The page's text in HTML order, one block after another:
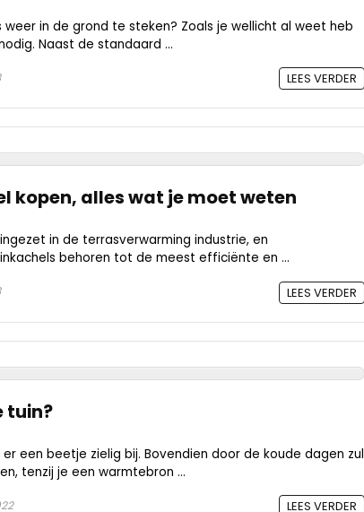
in de grond te steken? Zoals je wellicht al weet heb
Naast de standaard ...
LEES VERDER
kopen, alles wat je moet weten
in de terrasverwarming industrie, en
behoren tot de meest efficiënte en ...
LEES VERDER
tuin?
een beetje zielig bij. Bovendien door de koude dagen zul
tenzij je een warmtebron ...
LEES VERDER